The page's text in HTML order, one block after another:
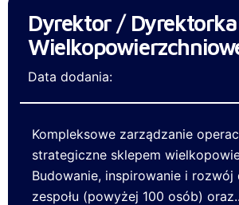
Dyrektor /
Data dodania:
Kompleksowe zarządzanie
strategiczne sklepem
Budowanie, inspirowanie i rozwój
zespołu (powyżej 100 osób)